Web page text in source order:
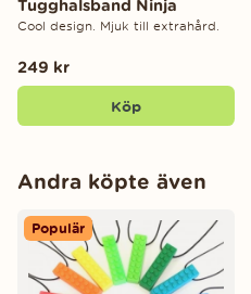
Tugghalsband Ninja
Cool design. Mjuk till extrahård.
249 kr
Köp
Andra köpte även
Populär